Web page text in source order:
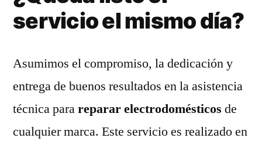
servicio el mismo día?
Asumimos el compromiso, la dedicación y
entrega de buenos resultados en la asistencia
técnica parareparar electrodomésticos de
cualquier marca. Este servicio es realizado en